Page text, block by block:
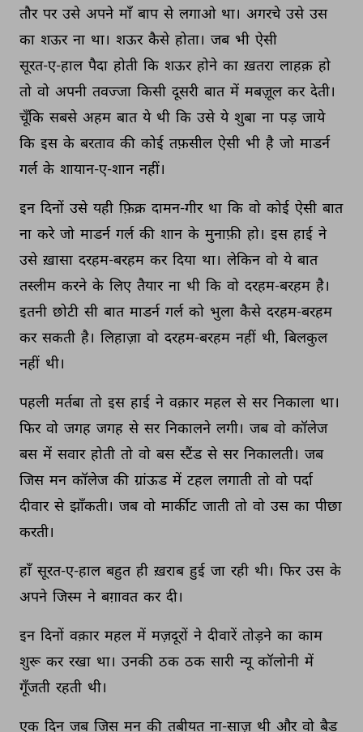
तौर पर उसे अपने माँ बाप से लगाओ था। अगरचे उसे उस
का शऊर ना था। शऊर कैसे होता। जब भी ऐसी
सूरत-ए-हाल पैदा होती कि शऊर होने का ख़तरा लाहक़ हो
तो वो अपनी तवज्जा किसी दूसरी बात में मबज़ूल कर देती।
चूँकि सबसे अहम बात ये थी कि उसे ये शुबा ना पड़ जाये
कि इस के बरताव की कोई तफ़सील ऐसी भी है जो माडर्न
गर्ल के शायान-ए-शान नहीं।
इन दिनों उसे यही फ़िक्र दामन-गीर था कि वो कोई ऐसी बात
ना करे जो माडर्न गर्ल की शान के मुनाफ़ी हो। इस हाई ने
उसे ख़ासा दरहम-बरहम कर दिया था। लेकिन वो ये बात
तस्लीम करने के लिए तैयार ना थी कि वो दरहम-बरहम है।
इतनी छोटी सी बात माडर्न गर्ल को भुला कैसे दरहम-बरहम
कर सकती है। लिहाज़ा वो दरहम-बरहम नहीं थी, बिलकुल
नहीं थी।
पहली मर्तबा तो इस हाई ने वक़ार महल से सर निकाला था।
फिर वो जगह जगह से सर निकालने लगी। जब वो कॉलेज
बस में सवार होती तो वो बस स्टैंड से सर निकालती। जब
जिस मन कॉलेज की ग्रांऊड में टहल लगाती तो वो पर्दा
दीवार से झाँकती। जब वो मार्कीट जाती तो वो उस का पीछा
करती।
हाँ सूरत-ए-हाल बहुत ही ख़राब हुई जा रही थी। फिर उस के
अपने जिस्म ने बग़ावत कर दी।
इन दिनों वक़ार महल में मज़दूरों ने दीवारें तोड़ने का काम
शुरू कर रखा था। उनकी ठक ठक सारी न्यू कॉलोनी में
गूँजती रहती थी।
एक दिन जब जिस मन की तबीयत ना-साज़ थी और वो बैड